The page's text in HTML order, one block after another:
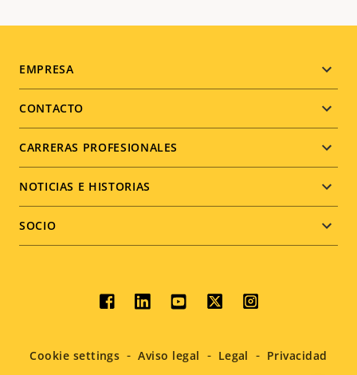
Footer
menu
EMPRESA
CONTACTO
CARRERAS PROFESIONALES
NOTICIAS E HISTORIAS
SOCIO
Social
menu
Cookie settings Aviso legal Legal Privacidad